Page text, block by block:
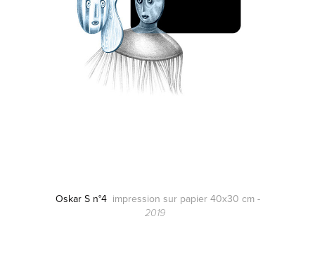
Oskar S n°4impression sur papier 40x30 cm -
2019